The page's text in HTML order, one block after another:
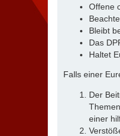
Offene
Bleibt
Das
Haltet
Falls einer
Der
einer